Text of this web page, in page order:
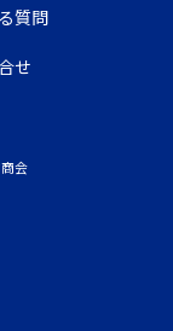
質問
せ
会